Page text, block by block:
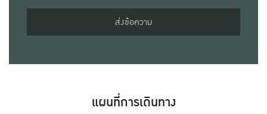
ส่งข้อความ
แผนที่การเดินทาง